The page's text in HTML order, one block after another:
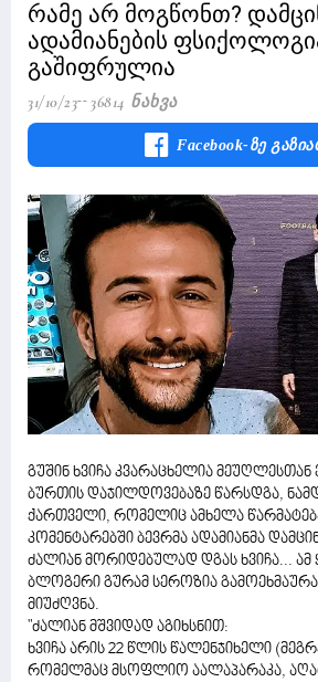
რამე არ მოგწონთ?
ადამიანების
გაშიფრულია
31/10/23 36814 Ნახვა
Facebook-Ზე
გუშინ ხვიჩა კვარაცხელია
ბურთის დაჯილდოვებაზე წარსდგა,
ქართველი, რომელიც ამხელა
კომენტარებში ბევრმა ადამიანმა
ძალიან მორიდებულად დგას ხვიჩა...
ბლოგერი გურამ სეროზია
მიუძღვნა.
"ძალიან მშვიდად აგიხსნით:
ხვიჩა არის 22 წლის წალენჯიხელი
რომელმაც მსოფლიო აალაპარაკა,